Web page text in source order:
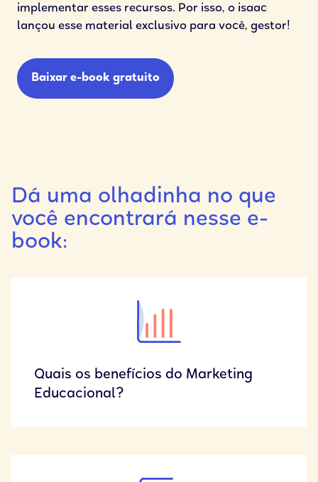
implementar esses recursos. Por isso, o isaac
lançou esse material exclusivo para você, gestor!
Baixar e-book gratuito
Dá uma olhadinha no que
você encontrará nesse e-
book:
Quais os benefícios do Marketing
Educacional?